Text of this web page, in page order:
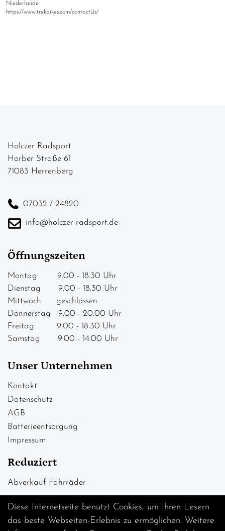
Niederlande
https://www.trekbikes.com/contactUs/
Holczer Radsport
Horber Straße 61
71083 Herrenberg
07032 / 24820
info@holczer-radsport.de
Öffnungszeiten
Montag 9.00 - 18.30 Uhr
Dienstag 9.00 - 18.30 Uhr
Mittwoch geschlossen
Donnerstag 9.00 - 20.00 Uhr
Freitag 9.00 - 18.30 Uhr
Samstag 9.00 - 14.00 Uhr
Unser Unternehmen
Kontakt
Datenschutz
AGB
Batterieentsorgung
Impressum
Reduziert
Abverkauf Fahrräder
Diese Internetseite benutzt Cookies, um Ihren Lesern
das beste Webseiten-Erlebnis zu ermöglichen. Weitere